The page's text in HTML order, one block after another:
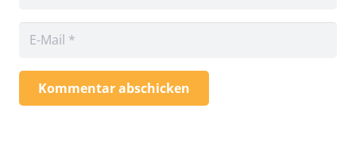
Kommentar abschicken